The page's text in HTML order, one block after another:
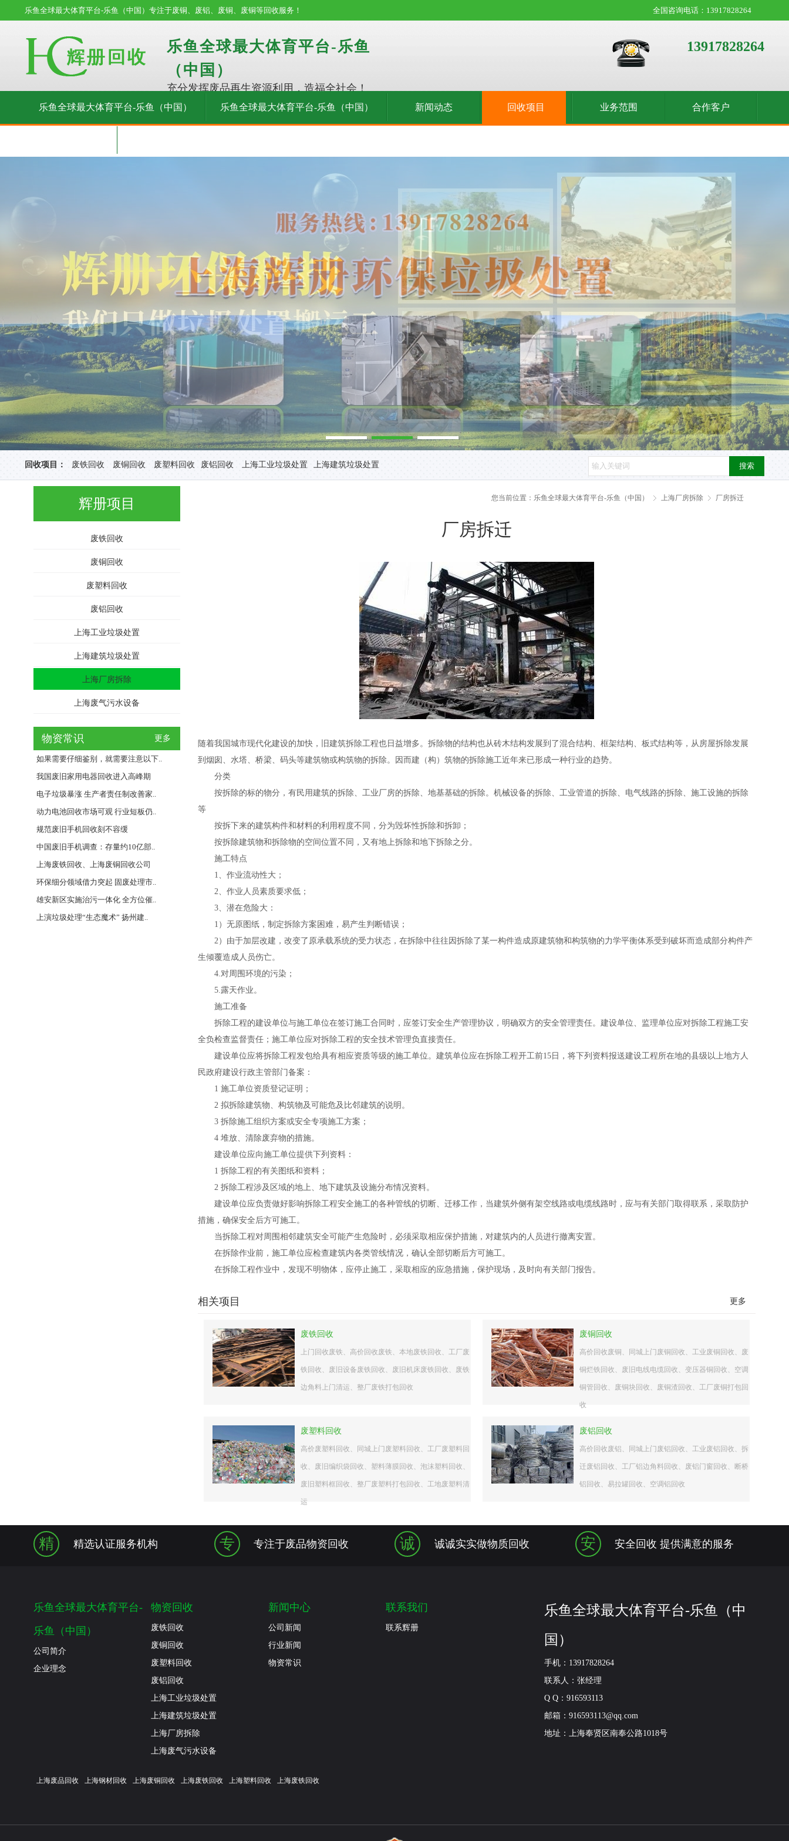
乐鱼全球最大体育平台-乐鱼（中国）专注于废铜、废铝、废铜、废铜等回收服务！ 全国咨询电话：13917828264
乐鱼全球最大体育平台-乐鱼
（中国）
充分发挥废品再生资源利用，造福全社会！
13917828264
乐鱼全球最大体育平台-乐鱼（中国） 乐鱼全球最大体育平台-乐鱼（中国） 新闻动态 回收项目 业务范围 合作客户
回收项目： 废铁回收 废铜回收 废塑料回收 废铝回收 上海工业垃圾处置 上海建筑垃圾处置 搜索
辉册项目
废铁回收
废铜回收
废塑料回收
废铝回收
上海工业垃圾处置
上海建筑垃圾处置
上海厂房拆除
上海废气污水设备
物资常识 更多
如果需要仔细鉴别，就需要注意以下..
我国废旧家用电器回收进入高峰期
电子垃圾暴涨 生产者责任制改善家..
动力电池回收市场可观 行业短板仍..
规范废旧手机回收刻不容缓
中国废旧手机调查：存量约10亿部..
上海废铁回收、上海废铜回收公司
环保细分领域借力突起 固废处理市..
雄安新区实施治污一体化 全方位催..
上演垃圾处理“生态魔术” 扬州建..
您当前位置： 乐鱼全球最大体育平台-乐鱼（中国） 上海厂房拆除 厂房拆迁
厂房拆迁
随着我国城市现代化建设的加快，旧建筑拆除工程也日益增多。拆除物的结构也从砖木结构发展到了混合结构、框架结构、板式结构等，从房屋拆除发展
到烟囱、水塔、桥梁、码头等建筑物或构筑物的拆除。因而建（构）筑物的拆除施工近年来已形成一种行业的趋势。
分类
按拆除的标的物分，有民用建筑的拆除、工业厂房的拆除、地基基础的拆除。机械设备的拆除、工业管道的拆除、电气线路的拆除、施工设施的拆除
等
按拆下来的建筑构件和材料的利用程度不同，分为毁坏性拆除和拆卸；
按拆除建筑物和拆除物的空间位置不同，又有地上拆除和地下拆除之分。
施工特点
1、作业流动性大；
2、作业人员素质要求低；
3、潜在危险大：
1）无原图纸，制定拆除方案困难，易产生判断错误；
2）由于加层改建，改变了原承载系统的受力状态，在拆除中往往因拆除了某一构件造成原建筑物和构筑物的力学平衡体系受到破坏而造成部分构件产
生倾覆造成人员伤亡。
4.对周围环境的污染；
5.露天作业。
施工准备
拆除工程的建设单位与施工单位在签订施工合同时，应签订安全生产管理协议，明确双方的安全管理责任。建设单位、监理单位应对拆除工程施工安
全负检查监督责任；施工单位应对拆除工程的安全技术管理负直接责任。
建设单位应将拆除工程发包给具有相应资质等级的施工单位。建筑单位应在拆除工程开工前15日，将下列资料报送建设工程所在地的县级以上地方人
民政府建设行政主管部门备案：
1 施工单位资质登记证明；
2 拟拆除建筑物、构筑物及可能危及比邻建筑的说明。
3 拆除施工组织方案或安全专项施工方案；
4 堆放、清除废弃物的措施。
建设单位应向施工单位提供下列资料：
1 拆除工程的有关图纸和资料；
2 拆除工程涉及区域的地上、地下建筑及设施分布情况资料。
建设单位应负责做好影响拆除工程安全施工的各种管线的切断、迁移工作，当建筑外侧有架空线路或电缆线路时，应与有关部门取得联系，采取防护
措施，确保安全后方可施工。
当拆除工程对周围相邻建筑安全可能产生危险时，必须采取相应保护措施，对建筑内的人员进行撤离安置。
在拆除作业前，施工单位应检查建筑内各类管线情况，确认全部切断后方可施工。
在拆除工程作业中，发现不明物体，应停止施工，采取相应的应急措施，保护现场，及时向有关部门报告。
相关项目 更多
废铁回收
上门回收废铁、高价回收废铁、本地废铁回收、工厂废
铁回收、废旧设备废铁回收、废旧机床废铁回收、废铁
边角料上门清运、整厂废铁打包回收
废铜回收
高价回收废铜、同城上门废铜回收、工业废铜回收、废
铜烂铁回收、废旧电线电缆回收、变压器铜回收、空调
铜管回收、废铜块回收、废铜渣回收、工厂废铜打包回
收
废塑料回收
高价废塑料回收、同城上门废塑料回收、工厂废塑料回
收、废旧编织袋回收、塑料薄膜回收、泡沫塑料回收、
废旧塑料框回收、整厂废塑料打包回收、工地废塑料清
运
废铝回收
高价回收废铝、同城上门废铝回收、工业废铝回收、拆
迁废铝回收、工厂铝边角料回收、废铝门窗回收、断桥
铝回收、易拉罐回收、空调铝回收
精 精选认证服务机构 专 专注于废品物资回收 诚 诚诚实实做物质回收 安 安全回收 提供满意的服务
乐鱼全球最大体育平台-
乐鱼（中国）
公司简介
企业理念
物资回收
废铁回收
废铜回收
废塑料回收
废铝回收
上海工业垃圾处置
上海建筑垃圾处置
上海厂房拆除
上海废气污水设备
新闻中心
公司新闻
行业新闻
物资常识
联系我们
联系辉册
乐鱼全球最大体育平台-乐鱼（中
国）
手机：13917828264
联系人：张经理
Q Q：916593113
邮箱：916593113@qq.com
地址：上海奉贤区南奉公路1018号
上海废品回收 上海钢材回收 上海废铜回收 上海废铁回收 上海塑料回收 上海废铁回收